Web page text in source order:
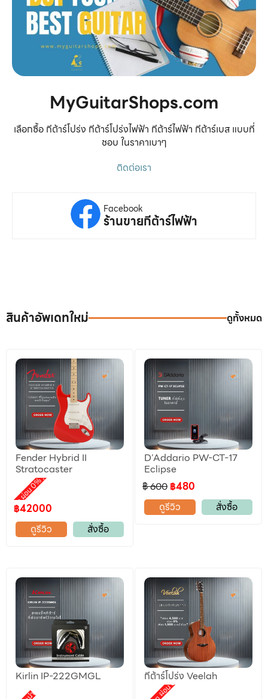
MyGuitarShops.com
เลือกซื้อ กีต้าร์โปร่ง กีต้าร์โปร่งไฟฟ้า กีต้าร์ไฟฟ้า กีต้าร์เบส แบบที่
ชอบ ในราคาเบาๆ
ติดต่อเรา
Facebook
ร้านขายกีต้าร์ไฟฟ้า
สินค้าอัพเดทใหม่ ดูทั้งหมด
Fender Hybrid II
Stratocaster
ผ่อน 0%
,
ลดราคา
฿42000
ดูรีวิว
สั่งซื้อ
D’Addario PW-CT-17
Eclipse
฿ 600 ฿480
ดูรีวิว
สั่งซื้อ
Kirlin IP-222GMGL กีต้าร์โปร่ง Veelah